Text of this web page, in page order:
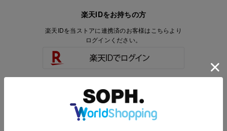
楽天IDをお持ちの方
楽天IDを当ストアに連携済のお客様はこちらより
ログインください。
楽天IDをお持ちで、当ストアのアカウントを
お持ちでないお客様はこちらより
会員登録いただけます。